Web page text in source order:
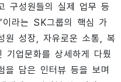
구성원들의 실제 업무 등
이라는 SK그룹의 핵심 가
원 성장, 자유로운 소통, 복
기업문화를 상세하게 다뤘
을 담은 인터뷰 등을 보며